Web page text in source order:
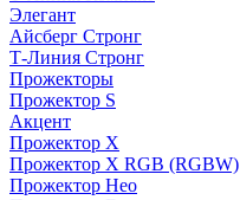
Элегант
Айсберг Стронг
Т-Линия Стронг
Прожекторы
Прожектор S
Акцент
Прожектор X
Прожектор Х RGB (RGBW)
Прожектор Нео